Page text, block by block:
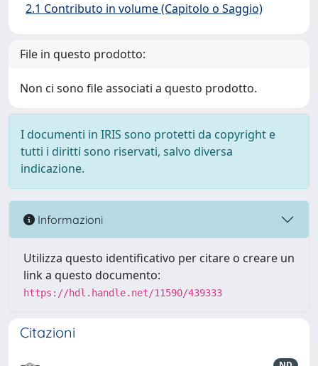
2.1 Contributo in volume (Capitolo o Saggio)
File in questo prodotto:
Non ci sono file associati a questo prodotto.
I documenti in IRIS sono protetti da copyright e
tutti i diritti sono riservati, salvo diversa
indicazione.
Informazioni
Utilizza questo identificativo per citare o creare un
link a questo documento:
https://hdl.handle.net/11590/439333
Citazioni